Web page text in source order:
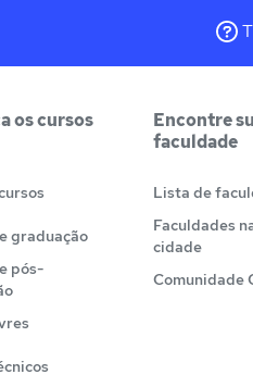
os cursos
graduação
pós-
Encontre
faculdade
Lista de
Faculdades
cidade
Comunidade